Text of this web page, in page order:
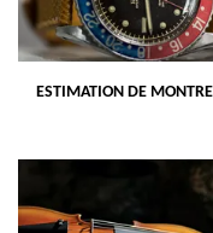
ESTIMATION DE